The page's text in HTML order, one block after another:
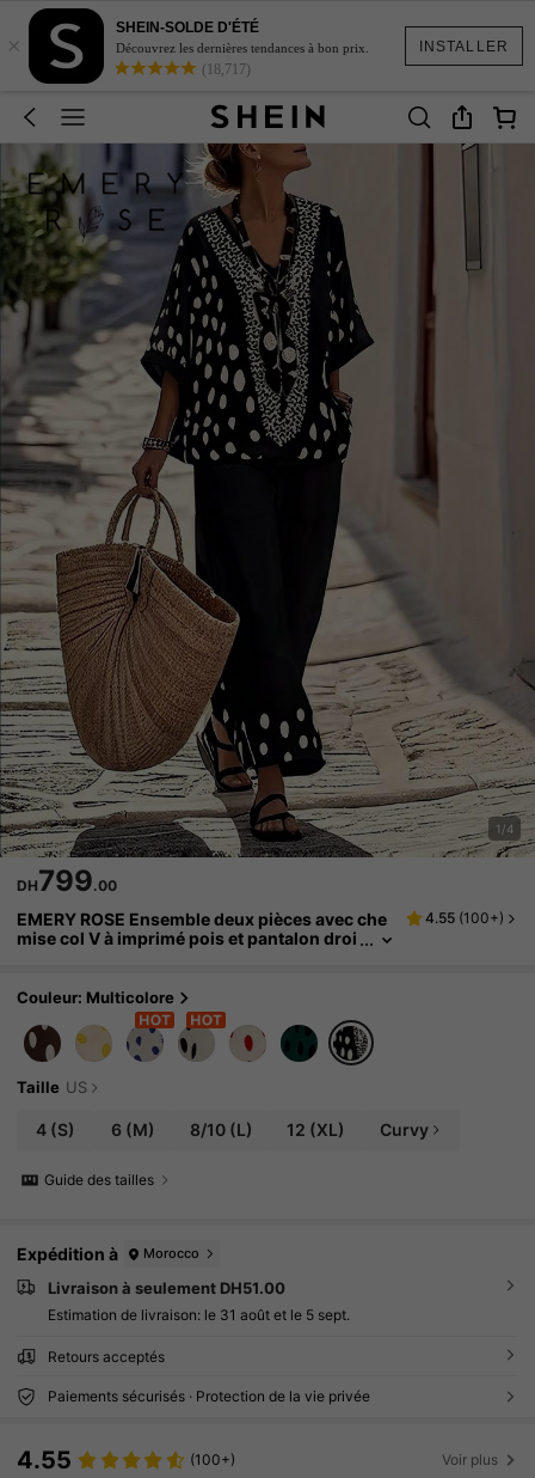
INSTALLER
×
SHEIN-SOLDE D'ÉTÉ
Découvrez les dernières tendances à bon prix.
(18,717)
1/4
DH799.00
EMERY ROSE Ensemble deux pièces avec che
mise col V à imprimé pois et pantalon droi
4.55 (100+)
Couleur: Multicolore
Taille US
4 (S) 6 (M) 8/10(L) 12 (XL) Curvy
Guide des tailles
Expédition à Morocco
Livraison à seulement DH51.00
Estimation de livraison: le 31 août et le 5 sept.
Retours acceptés
Paiements sécurisés · Protection de la vie privée
4.55 (100+) Voir plus